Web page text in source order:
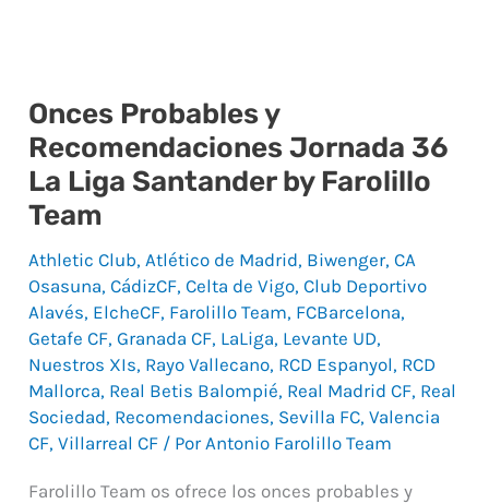
Onces Probables y
Recomendaciones Jornada 36
La Liga Santander by Farolillo
Team
Athletic Club,Atlético de Madrid, Biwenger,CA
Osasuna,CádizCF,Celta de Vigo,Club Deportivo
Alavés, ElcheCF, Farolillo Team, FCBarcelona,
Getafe CF,Granada CF, LaLiga, Levante UD,
Nuestros XIs, Rayo Vallecano, RCD Espanyol, RCD
Mallorca, Real Betis Balompié, Real Madrid CF, Real
Sociedad, Recomendaciones, Sevilla FC,Valencia
CF,Villarreal CF / PorAntonio Farolillo Team
Farolillo Team os ofrece los onces probables y
Onces
Probables
Recomendaciones
Jornada
36
La
Liga
Santander
by
Farolillo
Team